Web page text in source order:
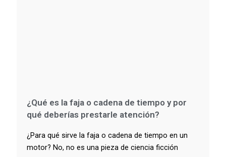
¿Qué es la faja o cadena de tiempo y por
qué deberías prestarle atención?
¿Para qué sirve la faja o cadena de tiempo en un
motor? No, no es una pieza de ciencia ficción